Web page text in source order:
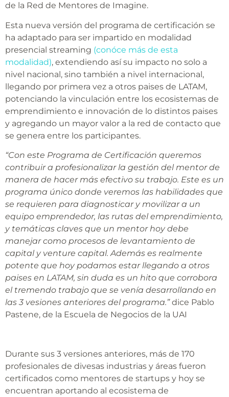
de la Red de Mentores de Imagine.
Esta nueva versión del programa de certificación se
ha adaptado para ser impartido en modalidad
presencial streaming (conóce más de esta
modalidad), extendiendo así su impacto no solo a
nivel nacional, sino también a nivel internacional,
llegando por primera vez a otros paises de LATAM,
potenciando la vinculación entre los ecosistemas de
emprendimiento e innovación de lo distintos paises
y agregando un mayor valor a la red de contacto que
se genera entre los participantes.
“Con este Programa de Certificación queremos
contribuir a profesionalizar la gestión del mentor de
manera de hacer más efectivo su trabajo. Este es un
programa único donde veremos las habilidades que
se requieren para diagnosticar y movilizar a un
equipo emprendedor, las rutas del emprendimiento,
y temáticas claves que un mentor hoy debe
manejar como procesos de levantamiento de
capital y venture capital. Además es realmente
potente que hoy podamos estar llegando a otros
paises en LATAM, sin duda es un hito que corrobora
el tremendo trabajo que se venía desarrollando en
las 3 vesiones anteriores del programa.”dice Pablo
Pastene, de la Escuela de Negocios de la UAI
Durante sus 3 versiones anteriores, más de 170
profesionales de divesas industrias y áreas fueron
certificados como mentores de startups y hoy se
encuentran aportando al ecosistema de